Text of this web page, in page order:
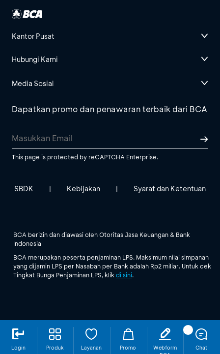
Login Produk Layanan Promo
Webform
Chat
Kantor Pusat
Hubungi Kami
Media Sosial
Dapatkan promo dan penawaran terbaik dari BCA
This page is protected by reCAPTCHA Enterprise.
SBDK | Kebijakan | Syarat dan Ketentuan
BCA berizin dan diawasi oleh Otoritas Jasa Keuangan & Bank
Indonesia
BCA merupakan peserta penjaminan LPS. Maksimum nilai simpanan
yang dijamin LPS per Nasabah per Bank adalah Rp2 miliar. Untuk cek
Tingkat Bunga Penjaminan LPS, klik di sini.